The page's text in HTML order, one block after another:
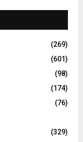
(269)
(601)
(98)
(174)
(76)
(329)